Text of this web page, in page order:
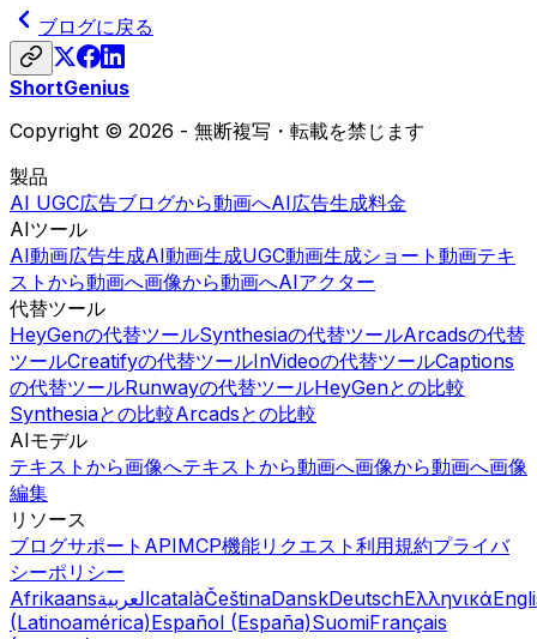
ブログに戻る
ShortGenius
Copyright © 2026 - 無断複写・転載を禁じます
製品
AI UGC広告ブログから動画へAI広告生成料金
AIツール
AI動画広告生成AI動画生成UGC動画生成ショート動画テキ
ストから動画へ画像から動画へAIアクター
代替ツール
HeyGenの代替ツールSynthesiaの代替ツールArcadsの代替
ツールCreatifyの代替ツールInVideoの代替ツールCaptions
の代替ツールRunwayの代替ツールHeyGenとの比較
Synthesiaとの比較Arcadsとの比較
AIモデル
テキストから画像へテキストから動画へ画像から動画へ画像
編集
リソース
ブログサポート APIMCP機能リクエスト 利用規約プライバ
シーポリシー
AfrikaansالعربيةcatalàČeštinaDanskDeutschΕλληνικά
(Latinoamérica)Español (España)SuomiFrançais